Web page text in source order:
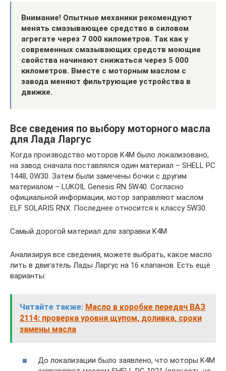
Внимание! Опытные механики рекомендуют
менять смазывающее средство в силовом
агрегате через 7 000 километров. Так как у
современных смазывающих средств моющие
свойства начинают снижаться через 5 000
километров. Вместе с моторным маслом с
завода меняют фильтрующие устройства в
движке.
Все сведения по выбору моторного масла
для Лада Ларгус
Когда производство моторов K4M было локализовано,
на завод сначала поставлялся один материал – SHELL PC
1448, 0W30. Затем были замечены бочки с другим
материалом – LUKOIL Genesis RN 5W40. Согласно
официальной информации, мотор заправляют маслом
ELF SOLARIS RNX. Последнее относится к классу 5W30.
Самый дорогой материал для заправки K4M
Анализируя все сведения, можете выбрать, какое масло
лить в двигатель Лады Ларгус на 16 клапанов. Есть ещё
варианты:
Читайте также: Масло в коробке передач ВАЗ
2114: проверка уровня щупом, доливка, сроки
замены масла
До локализации было заявлено, что моторы K4M